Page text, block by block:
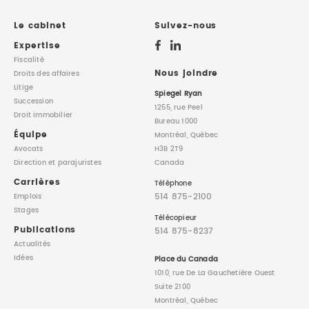
PROPRIÉTÉ INTELLECTUELLE
DROIT DE LA FAMILLE
Le cabinet
Expertise
Fiscalité
Droits des affaires
Litige
Succession
Droit immobilier
Équipe
Avocats
Directionet parajuristes
Carrières
Emplois
Stages
Publications
Actualités
Idées
Suivez-nous
Nous joindre
Spiegel Ryan
1255, rue Peel
Bureau 1000
Montréal, Québec
H3B 2T9
Canada
Téléphone
514 875-2100
Télécopieur
514 875-8237
Place du Canada
1010, rue De La Gauchetière Ouest
Suite 2100
Montréal, Québec